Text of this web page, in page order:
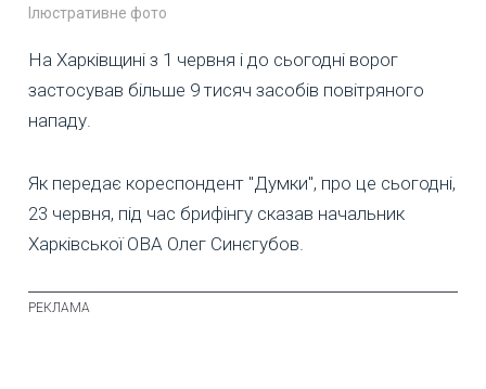
Ілюстративне фото
На Харківщині з 1 червня і до сьогодні ворог
застосував більше 9 тисяч засобів повітряного
нападу.
Як передає кореспондент "Думки", про це сьогодні,
23 червня, під час брифінгу сказав начальник
Харківської ОВА Олег Синєгубов.